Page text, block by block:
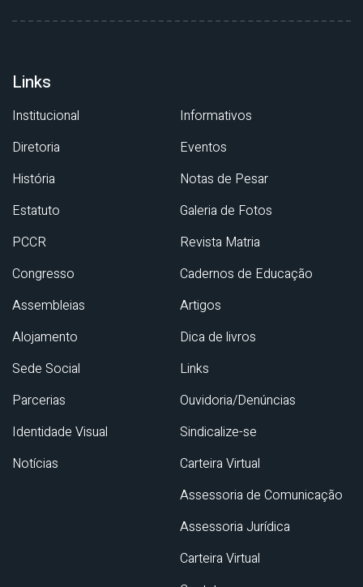
Links
Institucional
Diretoria
História
Estatuto
PCCR
Congresso
Assembleias
Alojamento
Sede Social
Parcerias
Identidade Visual
Notícias
Informativos
Eventos
Notas de Pesar
Galeria de Fotos
Revista Matria
Cadernos de Educação
Artigos
Dica de livros
Links
Ouvidoria/Denúncias
Sindicalize-se
Carteira Virtual
Assessoria de Comunicação
Assessoria Jurídica
Carteira Virtual